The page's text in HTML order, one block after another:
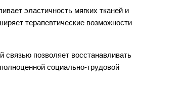
эластичность мягких тканей и
терапевтические возможности
связью позволяет восстанавливать
социально-трудовой